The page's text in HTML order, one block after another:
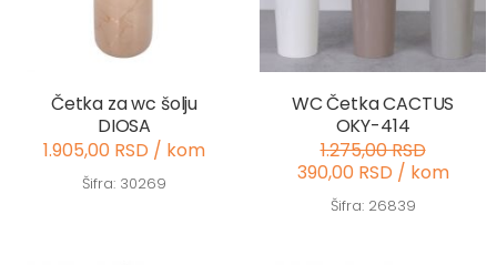
Četka za wc šolju
DIOSA
1.905,00 RSD / kom
Šifra: 30269
WC Četka CACTUS
OKY-414
1.275,00 RSD
390,00 RSD / kom
Šifra: 26839